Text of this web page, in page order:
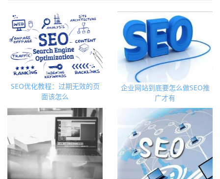
SEO优化教程：过期无效的页
面该怎么
企业网站到底要怎么做SEO推
广才有